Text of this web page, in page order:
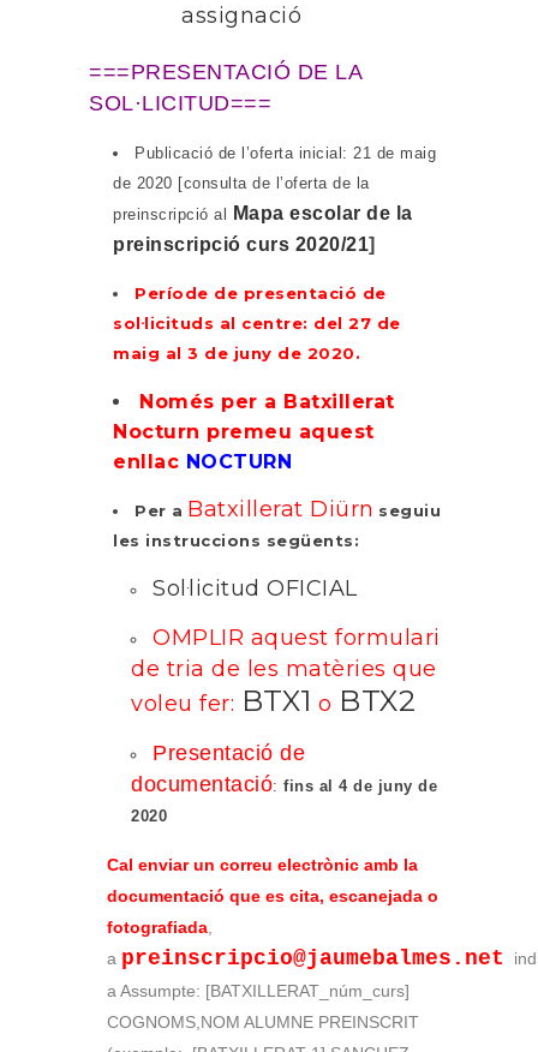
assignació
===PRESENTACIÓ DE LA
SOL·LICITUD===
Publicació de l’oferta inicial: 21 de maig
de 2020 [consulta de l’oferta de la
preinscripció al Mapa escolar de la
preinscripció curs 2020/21]
Període de presentació de
sol·licituds al centre: del 27 de
maig al 3 de juny de 2020.
Només per a Batxillerat
Nocturn premeu aquest
enllac NOCTURN
Per a Batxillerat Diürn seguiu
les instruccions següents:
Sol·licitud OFICIAL
OMPLIR aquest formulari
de tria de les matèries que
voleu fer: BTX1 o BTX2
Presentació de
documentació: fins al 4 de juny de
2020
Cal enviar un correu electrònic amb la
documentació que es cita, escanejada o
fotografiada
a preinscripcio@jaumebalmes.net
a Assumpte: [BATXILLERAT_núm_curs]
COGNOMS,NOM ALUMNE PREINSCRIT